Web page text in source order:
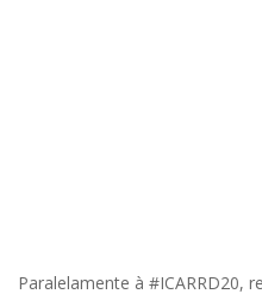
Paralelamente à #ICARRD20,